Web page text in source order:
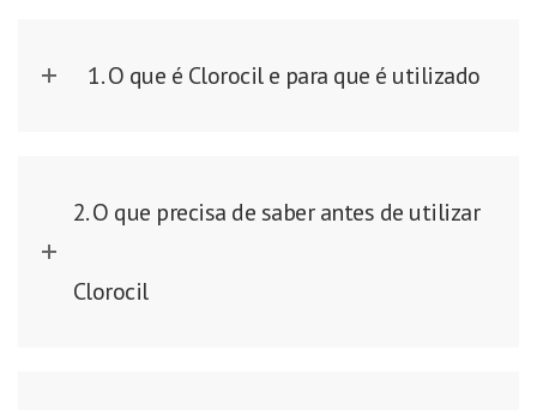
1. O que é Clorocil e para que é utilizado
2. O que precisa de saber antes de utilizar
Clorocil